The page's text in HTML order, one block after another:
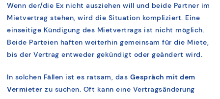
Wenn der/die Ex nicht ausziehen will und beide Partner im
Mietvertrag stehen, wird die Situation kompliziert. Eine
einseitige Kündigung des Mietvertrags ist nicht möglich.
Beide Parteien haften weiterhin gemeinsam für die Miete,
bis der Vertrag entweder gekündigt oder geändert wird.
In solchen Fällen ist es ratsam, das Gespräch mit dem
Vermieter zu suchen. Oft kann eine Vertragsänderung